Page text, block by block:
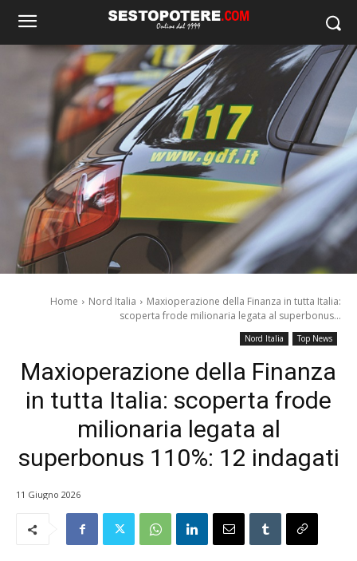
Home Nord Italia
Maxioperazione della Finanza in tutta Italia:
scoperta frode milionaria legata al superbonus...
Nord Italia Top News
Maxioperazione della Finanza
in tutta Italia: scoperta frode
milionaria legata al
superbonus 110%: 12 indagati
11 Giugno 2026